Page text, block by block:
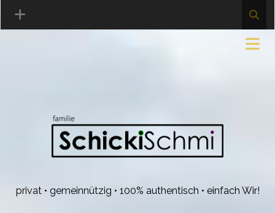
privat • gemeinnützig • 100% authentisch • einfach Wir!